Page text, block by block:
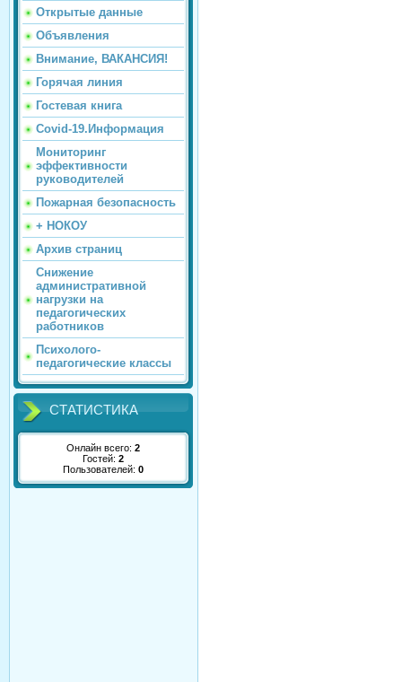
Открытые данные
Объявления
Внимание, ВАКАНСИЯ!
Горячая линия
Гостевая книга
Covid-19.Информация
Мониторинг
эффективности
руководителей
Пожарная безопасность
+ НОКОУ
Архив страниц
Снижение
административной
нагрузки на
педагогических
работников
Психолого-
педагогические классы
СТАТИСТИКА
Онлайн всего: 2
Гостей: 2
Пользователей: 0